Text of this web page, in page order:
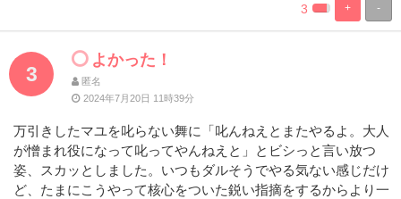
-
+
%
Complete
100%
Complete
3
3
よかった！
匿名
2024年7月20日 11時39分
万引きしたマユを叱らない舞に「叱んねえとまたやるよ。大人
が憎まれ役になって叱ってやんねえと」とビシっと言い放つ
姿、スカッとしました。いつもダルそうでやる気ない感じだけ
ど、たまにこうやって核心をついた鋭い指摘をするからより一